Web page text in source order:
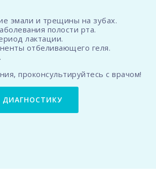
эмали и трещины на зубах.
полости рта.
лактации.
отбеливающего геля.
проконсультируйтесь с врачом!